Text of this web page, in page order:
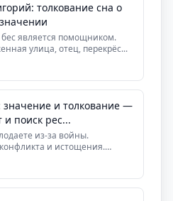
толкование сна о
бес является помощником.
улица, отец, перекрёс...
значение и толкование —
и поиск рес...
из-за войны.
и истощения.